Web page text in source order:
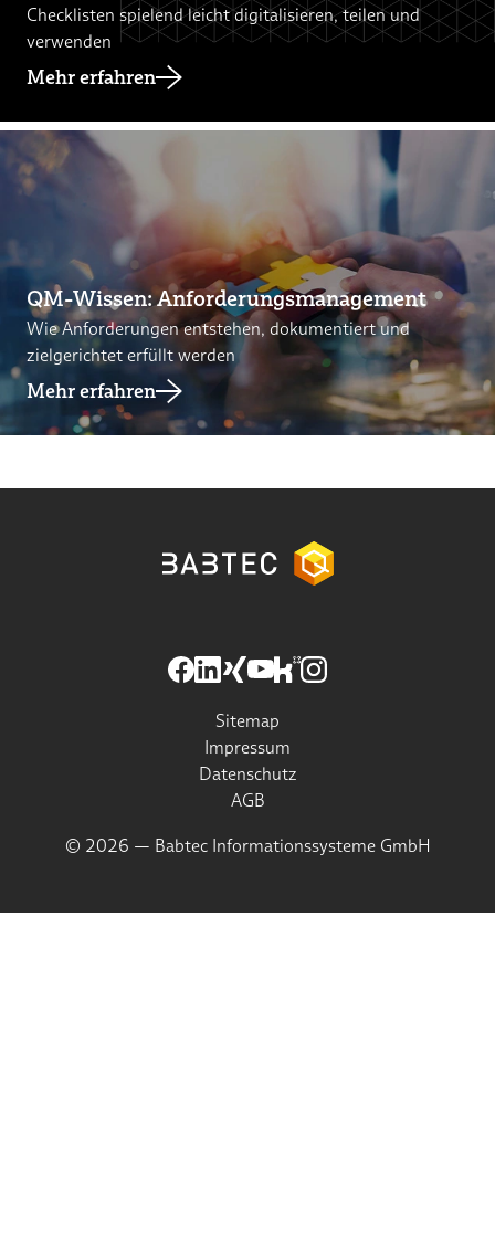
Checklisten spielend leicht digitalisieren, teilen und
verwenden
Mehr erfahren
QM-Wissen: Anforderungsmanagement
Wie Anforderungen entstehen, dokumentiert und
zielgerichtet erfüllt werden
Mehr erfahren
Sitemap
Impressum
Datenschutz
AGB
© 2026 — Babtec Informationssysteme GmbH